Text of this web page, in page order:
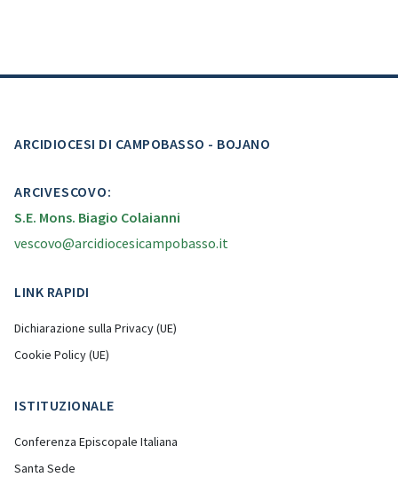
ARCIDIOCESI DI CAMPOBASSO - BOJANO
ARCIVESCOVO:
S.E. Mons. Biagio Colaianni
vescovo@arcidiocesicampobasso.it
LINK RAPIDI
Dichiarazione sulla Privacy (UE)
Cookie Policy (UE)
ISTITUZIONALE
Conferenza Episcopale Italiana
Santa Sede